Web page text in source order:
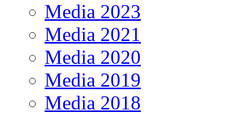
Media 2023
Media 2021
Media 2020
Media 2019
Media 2018